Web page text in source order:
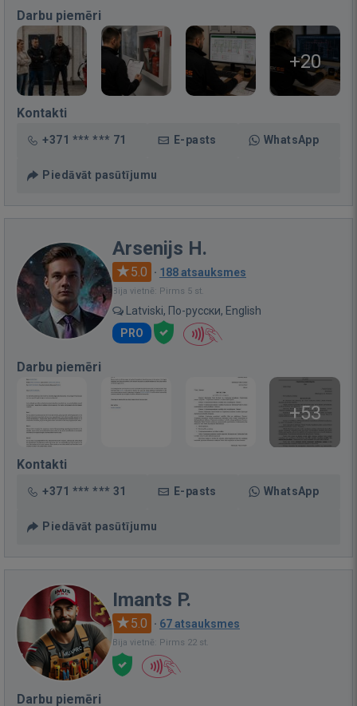
Darbu piemēri
+20
Kontakti
+371 *** *** 71 E-pasts WhatsApp
Piedāvāt pasūtījumu
Arsenijs H.
5.0 · 188 atsauksmes
Bija vietnē: Pirms 5 st.
Latviski, По-русски, English
PRO
Darbu piemēri
+53
Kontakti
+371 *** *** 31 E-pasts WhatsApp
Piedāvāt pasūtījumu
Imants P.
5.0 · 67 atsauksmes
Bija vietnē: Pirms 22 st.
Darbu piemēri